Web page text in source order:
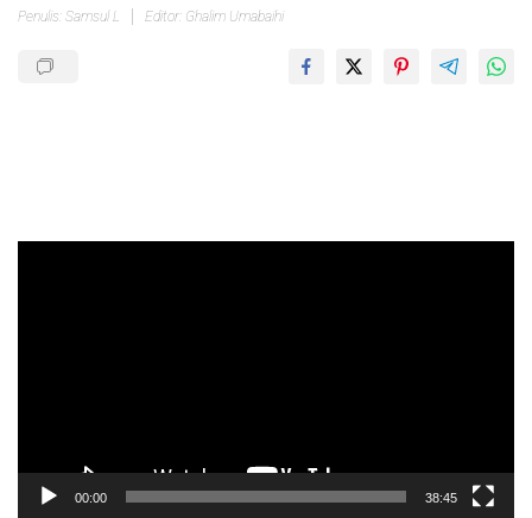
Penulis: Samsul L Editor: Ghalim Umabaihi
00:00 38:45